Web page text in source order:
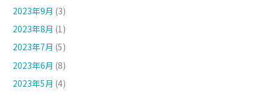
2023年9月 (3)
2023年8月 (1)
2023年7月 (5)
2023年6月 (8)
2023年5月 (4)